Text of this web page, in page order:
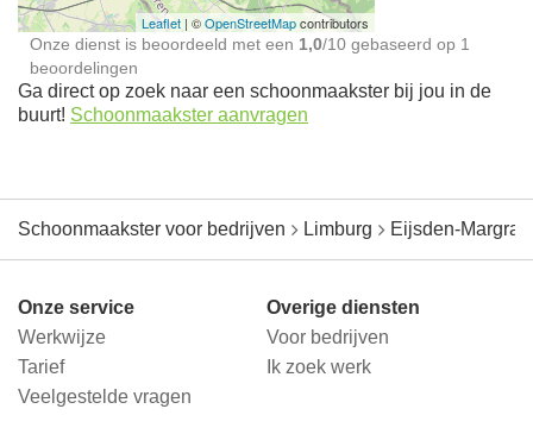
Leaflet | ©OpenStreetMapcontributors
Onze dienst is beoordeeld met een 1,0/10 gebaseerd op 1
beoordelingen
Ga direct op zoek naar een schoonmaakster bij jou in de
buurt! Schoonmaakster aanvragen
Schoonmaakster voor bedrijven Limburg Eijsden-
Onze service
Werkwijze
Tarief
Veelgestelde vragen
Overige diensten
Voor bedrijven
Ik zoek werk